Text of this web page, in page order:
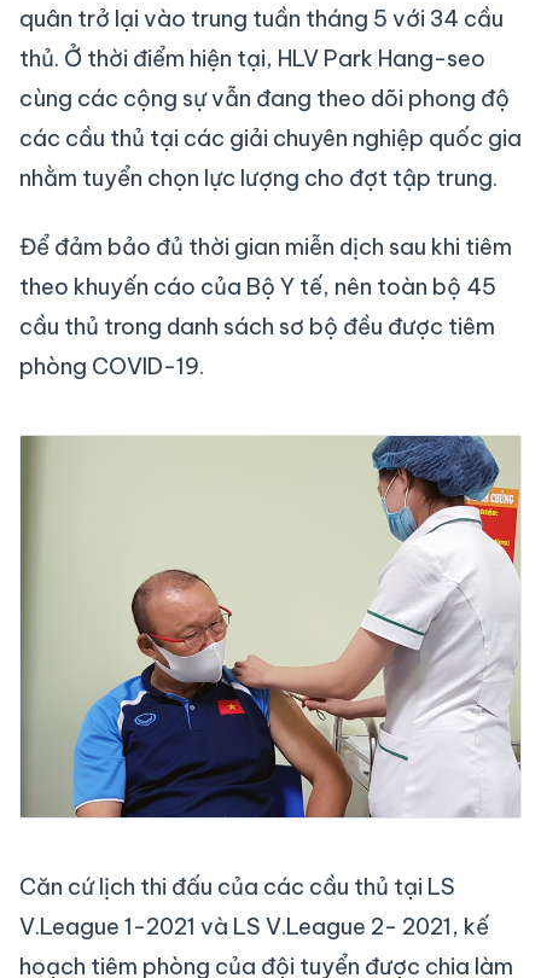
quân trở lại vào trung tuần tháng 5 với 34 cầu
thủ. Ở thời điểm hiện tại, HLV Park Hang-seo
cùng các cộng sự vẫn đang theo dõi phong độ
các cầu thủ tại các giải chuyên nghiệp quốc gia
nhằm tuyển chọn lực lượng cho đợt tập trung.
Để đảm bảo đủ thời gian miễn dịch sau khi tiêm
theo khuyến cáo của Bộ Y tế, nên toàn bộ 45
cầu thủ trong danh sách sơ bộ đều được tiêm
phòng COVID-19.
Căn cứ lịch thi đấu của các cầu thủ tại LS
V.League 1-2021 và LS V.League 2- 2021, kế
hoạch tiêm phòng của đội tuyển được chia làm